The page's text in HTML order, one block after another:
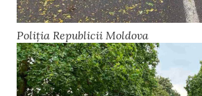
Poliția Republicii Moldova